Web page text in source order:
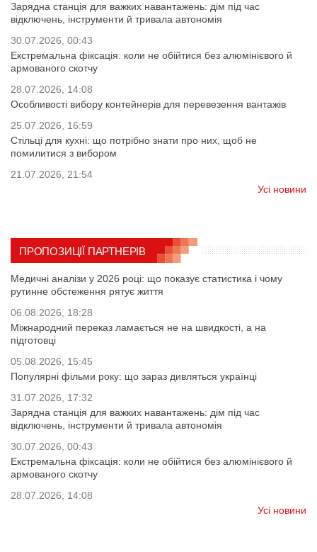
Зарядна станція для важких навантажень: дім під час
відключень, інструменти й тривала автономія
30.07.2026, 00:43
Екстремальна фіксація: коли не обійтися без алюмінієвого й
армованого скотчу
28.07.2026, 14:08
Особливості вибору контейнерів для перевезення вантажів
25.07.2026, 16:59
Стільці для кухні: що потрібно знати про них, щоб не
помилитися з вибором
21.07.2026, 21:54
Усі новини
ПРОПОЗИЦІЇ ПАРТНЕРІВ
Медичні аналізи у 2026 році: що показує статистика і чому
рутинне обстеження рятує життя
06.08.2026, 18:28
Міжнародний переказ ламається не на швидкості, а на
підготовці
05.08.2026, 15:45
Популярні фільми року: що зараз дивляться українці
31.07.2026, 17:32
Зарядна станція для важких навантажень: дім під час
відключень, інструменти й тривала автономія
30.07.2026, 00:43
Екстремальна фіксація: коли не обійтися без алюмінієвого й
армованого скотчу
28.07.2026, 14:08
Усі новини